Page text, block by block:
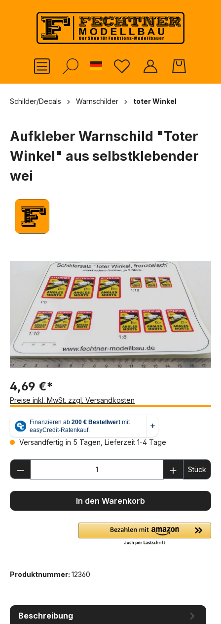
springen
German
Schilder/Decals Warnschilder toter Winkel
Aufkleber Warnschild "Toter
Winkel" aus selbstklebender
wei
Bildergalerie überspringen
4,69 €*
Preise inkl. MwSt. zzgl. Versandkosten
Versandfertig in 5 Tagen, Lieferzeit 1-4 Tage
Produkt Anzahl: Gib den gewünschten
Stück
In den Warenkorb
Produktnummer: 12360
Beschreibung